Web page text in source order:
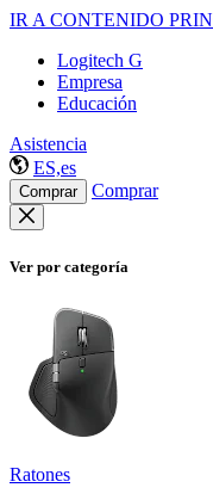
IR A CONTENIDO
Logitech G
Empresa
Educación
Asistencia
ES,es
Comprar Comprar
Ver por categoría
Ratones